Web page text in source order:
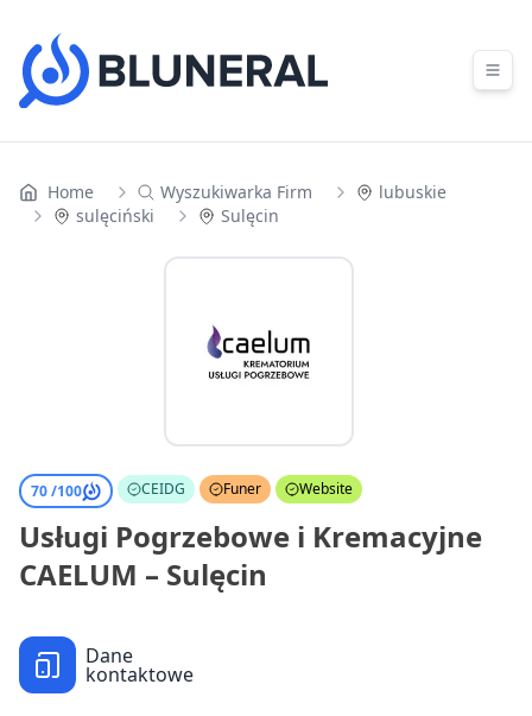
Home Wyszukiwarka Firm
lubuskie
sulęciński
Sulęcin
70 /100 CEIDG Funer Website
Usługi Pogrzebowe i Kremacyjne
CAELUM – Sulęcin
Dane
kontaktowe